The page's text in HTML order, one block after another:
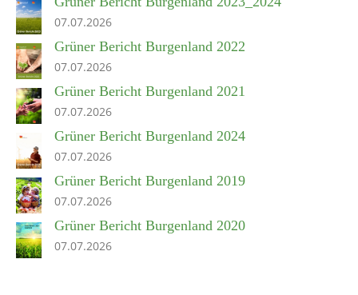
07.07.2026
Grüner Bericht Burgenland 2022
07.07.2026
Grüner Bericht Burgenland 2021
07.07.2026
Grüner Bericht Burgenland 2024
07.07.2026
Grüner Bericht Burgenland 2019
07.07.2026
Grüner Bericht Burgenland 2020
07.07.2026